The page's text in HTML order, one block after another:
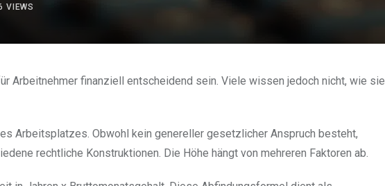
VIEWS
Arbeitnehmer finanziell entscheidend sein. Viele wissen jedoch nicht, wie sie
Arbeitsplatzes. Obwohl kein genereller gesetzlicher Anspruch besteht,
rechtliche Konstruktionen. Die Höhe hängt von mehreren Faktoren ab.